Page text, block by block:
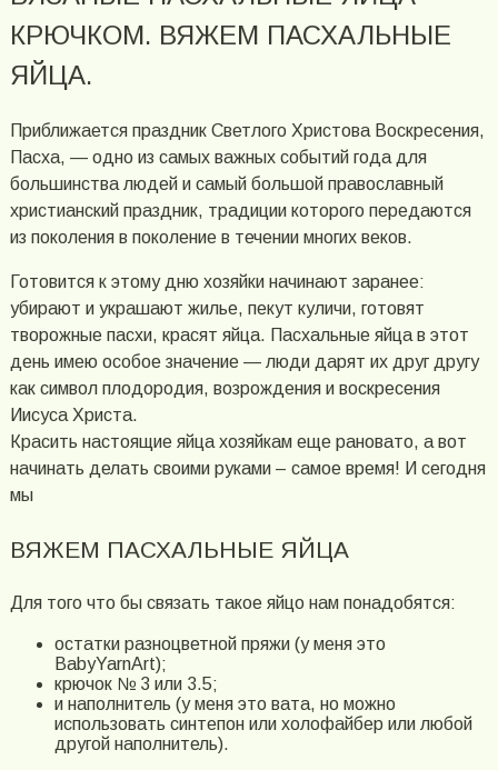
КРЮЧКОМ. ВЯЖЕМ ПАСХАЛЬНЫЕ
ЯЙЦА.
Приближается праздник Светлого Христова Воскресения,
Пасха, — одно из самых важных событий года для
большинства людей и самый большой православный
христианский праздник, традиции которого передаются
из поколения в поколение в течении многих веков.
Готовится к этому дню хозяйки начинают заранее:
убирают и украшают жилье, пекут куличи, готовят
творожные пасхи, красят яйца. Пасхальные яйца в этот
день имею особое значение — люди дарят их друг другу
как символ плодородия, возрождения и воскресения
Иисуса Христа.
Красить настоящие яйца хозяйкам еще рановато, а вот
начинать делать своими руками – самое время! И сегодня
мы
ВЯЖЕМ ПАСХАЛЬНЫЕ ЯЙЦА
Для того что бы связать такое яйцо нам понадобятся:
остатки разноцветной пряжи (у меня это
BabyYarnArt);
крючок № 3 или 3.5;
и наполнитель (у меня это вата, но можно
использовать синтепон или холофайбер или любой
другой наполнитель).